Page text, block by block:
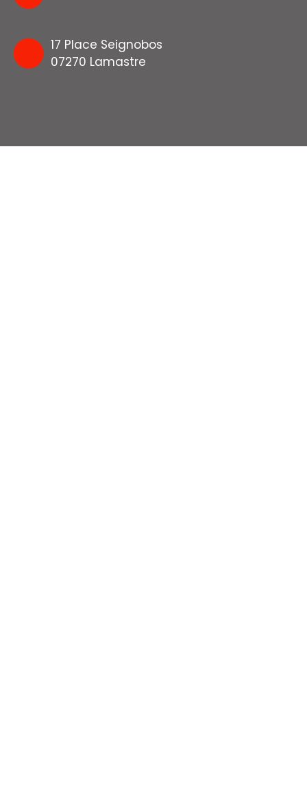
17 Place Seignobos
07270 Lamastre